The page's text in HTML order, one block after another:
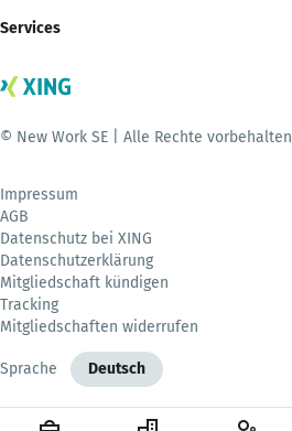
Services
© New Work SE | Alle Rechte vorbehalten
Impressum
AGB
Datenschutz bei XING
Datenschutzerklärung
Mitgliedschaft kündigen
Tracking
Mitgliedschaften widerrufen
Sprache Deutsch